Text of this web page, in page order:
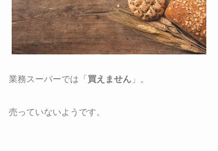
業務スーパーでは「 買えません」。
売っていないようです。